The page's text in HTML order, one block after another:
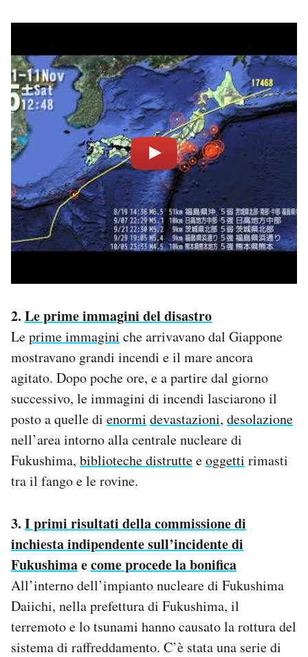
2. Le prime immagini del disastro
Leprime immagini che arrivavano dal Giappone
mostravano grandi incendi e il mare ancora
agitato. Dopo poche ore, e a partire dal giorno
successivo, le immagini di incendi lasciarono il
posto a quelle di enormi devastazioni, desolazione
nell’area intorno alla centrale nucleare di
Fukushima, biblioteche distrutteeoggetti rimasti
tra il fango e le rovine.
3. I primi risultati della commissione di
inchiesta indipendente sull’incidente di
Fukushimaecome procede la bonifica
All’interno dell’impianto nucleare di Fukushima
Daiichi, nella prefettura di Fukushima, il
terremoto e lo tsunami hanno causato la rottura del
sistema di raffreddamento. C’è stata una serie di